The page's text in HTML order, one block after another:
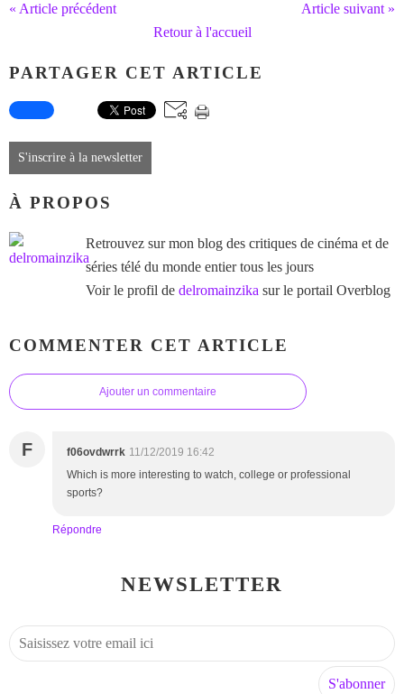
« Article précédent
Article suivant »
Retour à l'accueil
PARTAGER CET ARTICLE
S'inscrire à la newsletter
À PROPOS
Retrouvez sur mon blog des critiques de cinéma et de
séries télé du monde entier tous les jours
Voir le profil de delromainzika sur le portail Overblog
COMMENTER CET ARTICLE
Ajouter un commentaire
F f06ovdwrrk 11/12/2019 16:42
Which is more interesting to watch, college or professional
sports?
Répondre
NEWSLETTER